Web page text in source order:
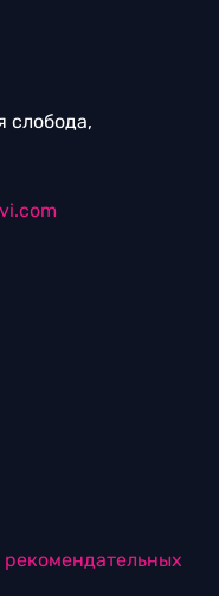
слобода,